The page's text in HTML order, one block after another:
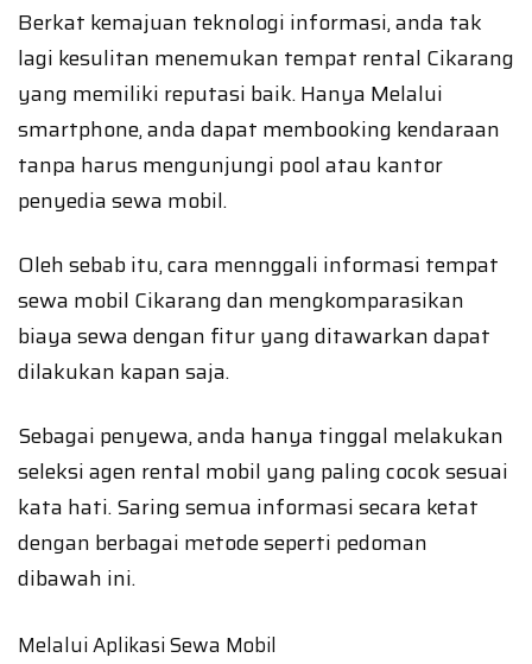
Berkat kemajuan teknologi informasi, anda tak
lagi kesulitan menemukan tempat rental Cikarang
yang memiliki reputasi baik. Hanya Melalui
smartphone, anda dapat membooking kendaraan
tanpa harus mengunjungi pool atau kantor
penyedia sewa mobil.
Oleh sebab itu, cara mennggali informasi tempat
sewa mobil Cikarang dan mengkomparasikan
biaya sewa dengan fitur yang ditawarkan dapat
dilakukan kapan saja.
Sebagai penyewa, anda hanya tinggal melakukan
seleksi agen rental mobil yang paling cocok sesuai
kata hati. Saring semua informasi secara ketat
dengan berbagai metode seperti pedoman
dibawah ini.
Melalui Aplikasi Sewa Mobil